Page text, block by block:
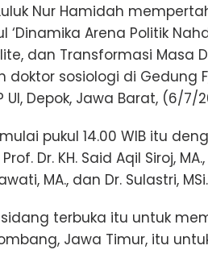
Nur Hamidah
‘Dinamika Arena Politik
dan Transformasi Masa
sosiologi di Gedung
UI, Depok, Jawa Barat, (6/7/
pukul 14.00 WIB itu
Dr. KH. Said Aqil Siroj,
MA., dan Dr. Sulastri, MSi.
terbuka itu untuk
Jawa Timur, itu